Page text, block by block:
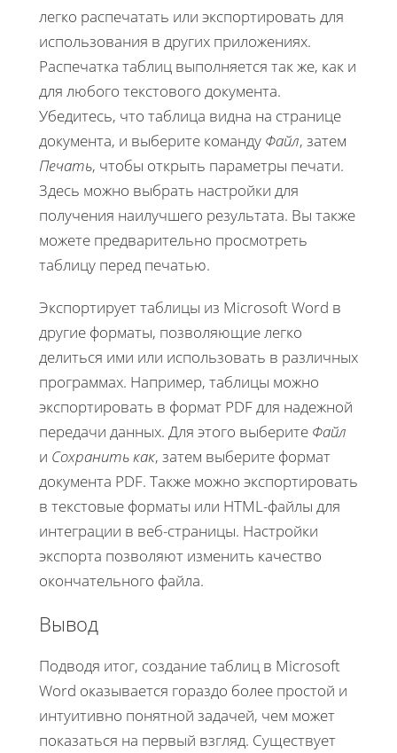
легко распечатать или экспортировать для
использования в других приложениях.
Распечатка таблиц выполняется так же, как и
для любого текстового документа.
Убедитесь, что таблица видна на странице
документа, и выберите команду Файл, затем
Печать, чтобы открыть параметры печати.
Здесь можно выбрать настройки для
получения наилучшего результата. Вы также
можете предварительно просмотреть
таблицу перед печатью.
Экспортирует таблицы из Microsoft Word в
другие форматы, позволяющие легко
делиться ими или использовать в различных
программах. Например, таблицы можно
экспортировать в формат PDF для надежной
передачи данных. Для этого выберите Файл
и Сохранить как, затем выберите формат
документа PDF. Также можно экспортировать
в текстовые форматы или HTML-файлы для
интеграции в веб-страницы. Настройки
экспорта позволяют изменить качество
окончательного файла.
Вывод
Подводя итог, создание таблиц в Microsoft
Word оказывается гораздо более простой и
интуитивно понятной задачей, чем может
показаться на первый взгляд. Существует